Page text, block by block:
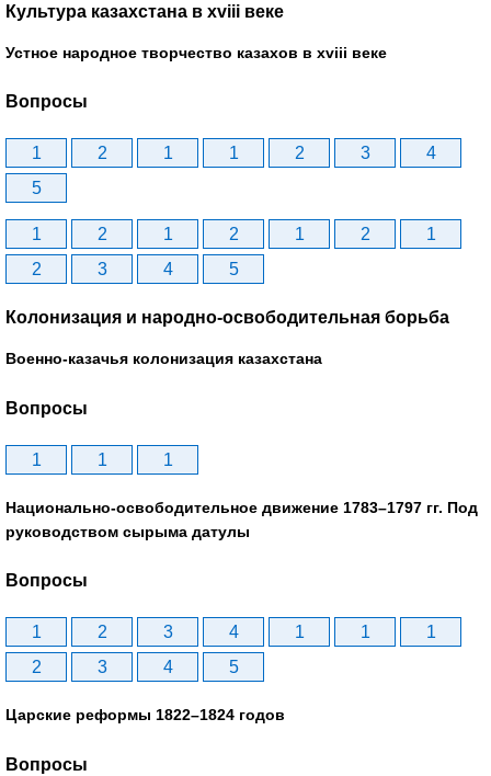
Культура казахстана в xviii веке
Устное народное творчество казахов в xviii веке
Вопросы
1 2 1 1 2 3
4
5
1 2 1 2 1 2
1
2
3 4 5
Колонизация и народно-освободительная борьба
Военно-казачья колонизация казахстана
Вопросы
1 1 1
Национально-освободительное движение 1783–1797 гг. Под
руководством сырыма датулы
Вопросы
1 2 3 4 1 1
1
2
3 4 5
Царские реформы 1822–1824 годов
Вопросы